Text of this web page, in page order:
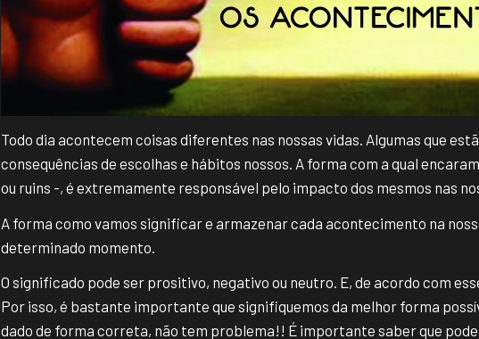
Todo dia acontecem coisas diferentes nas nossas vidas. Algumas que
consequências de escolhas e hábitos nossos. A forma com a qual
ou ruins -, é extremamente responsável pelo impacto dos mesmos nas
A forma como vamos significar e armazenar cada acontecimento na
determinado momento.
O significado pode ser prositivo, negativo ou neutro. E, de acordo com
Por isso, é bastante importante que signifiquemos da melhor forma
dado de forma correta, não tem problema!! É importante saber que